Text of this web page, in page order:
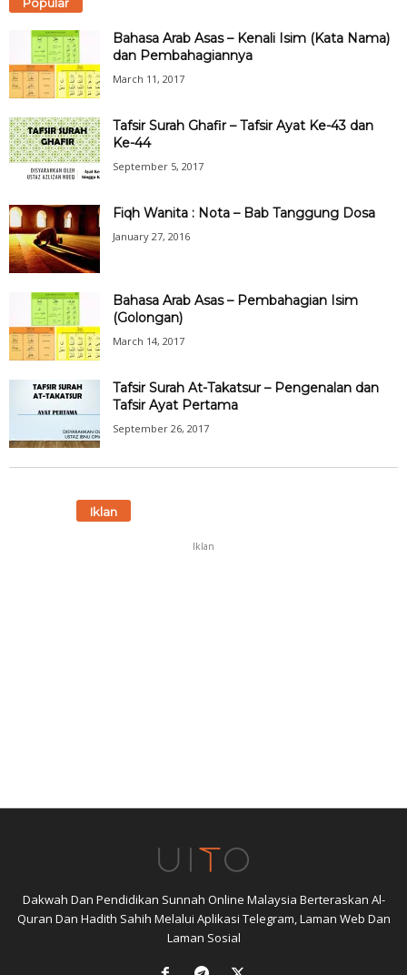
Bahasa Arab Asas – Kenali Isim (Kata Nama)
dan Pembahagiannya
March 11, 2017
Tafsir Surah Ghafir – Tafsir Ayat Ke-43 dan
Ke-44
September 5, 2017
Fiqh Wanita : Nota – Bab Tanggung Dosa
January 27, 2016
Bahasa Arab Asas – Pembahagian Isim
(Golongan)
March 14, 2017
Tafsir Surah At-Takatsur – Pengenalan dan
Tafsir Ayat Pertama
September 26, 2017
Iklan
Iklan
Dakwah Dan Pendidikan Sunnah Online Malaysia Berteraskan Al-
Quran Dan Hadith Sahih Melalui Aplikasi Telegram, Laman Web Dan
Laman Sosial